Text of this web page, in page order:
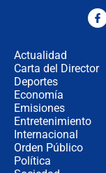
Actualidad
Carta del Director
Deportes
Economía
Emisiones
Entretenimiento
Internacional
Orden Público
Política